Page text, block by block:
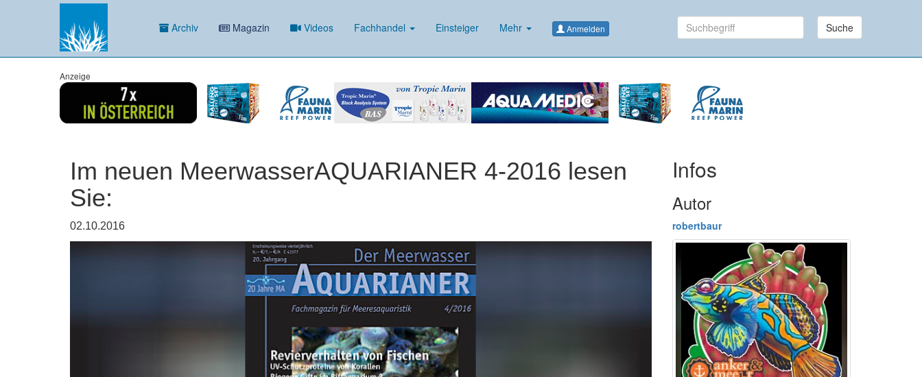
Archiv Magazin Videos Fachhandel Einsteiger Mehr Anmelden Suche
Anzeige
Im neuen MeerwasserAQUARIANER 4-2016 lesen
Sie:
02.10.2016
Infos
Autor
robertbaur